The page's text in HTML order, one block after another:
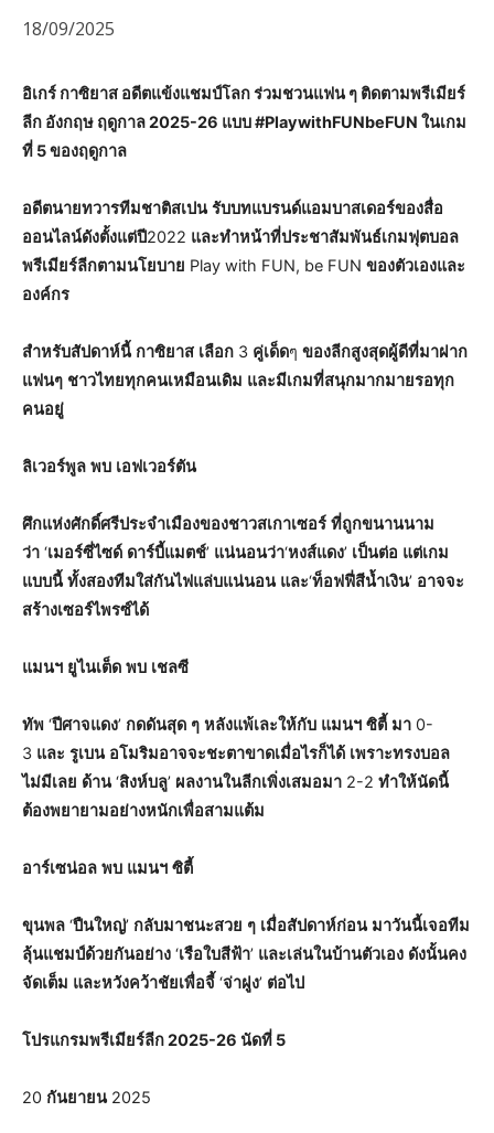
18/09/2025
อิเกร์ กาซิยาส อดีตแข้งแชมป์โลก ร่วมชวนแฟน ๆ ติดตามพรีเมียร์
ลีก อังกฤษ ฤดูกาล 2025-26 แบบ #PlaywithFUNbeFUN ในเกม
ที่ 5 ของฤดูกาล
อดีตนายทวารทีมชาติสเปน รับบทแบรนด์แอมบาสเดอร์ของสื่อ
ออนไลน์ดังตั้งแต่ปี2022 และทำหน้าที่ประชาสัมพันธ์เกมฟุตบอล
พรีเมียร์ลีกตามนโยบาย Play with FUN, be FUN ของตัวเองและ
องค์กร
สำหรับสัปดาห์นี้ กาซิยาส เลือก 3 คู่เด็ดๆ ของลีกสูงสุดผู้ดีที่มาฝาก
แฟนๆ ชาวไทยทุกคนเหมือนเดิม และมีเกมที่สนุกมากมายรอทุก
คนอยู่
ลิเวอร์พูล พบ เอฟเวอร์ตัน
ศึกแห่งศักดิ์ศรีประจำเมืองของชาวสเกาเซอร์ ที่ถูกขนานนาม
ว่า ‘เมอร์ซี่ไซด์ ดาร์บี้แมตช์’ แน่นอนว่า‘หงส์แดง’ เป็นต่อ แต่เกม
แบบนี้ ทั้งสองทีมใส่กันไฟแล่บแน่นอน และ‘ท็อฟฟี่สีน้ำเงิน’ อาจจะ
สร้างเซอร์ไพรซ์ได้
แมนฯ ยูไนเต็ด พบ เชลซี
ทัพ ‘ปีศาจแดง’ กดดันสุด ๆ หลังแพ้เละให้กับ แมนฯ ซิตี้ มา 0-
3 และ รูเบน อโมริมอาจจะชะตาขาดเมื่อไรก็ได้ เพราะทรงบอล
ไม่มีเลย ด้าน ‘สิงห์บลู’ ผลงานในลีกเพิ่งเสมอมา 2-2 ทำให้นัดนี้
ต้องพยายามอย่างหนักเพื่อสามแต้ม
อาร์เซน่อล พบ แมนฯ ซิตี้
ขุนพล ‘ปืนใหญ่’ กลับมาชนะสวย ๆ เมื่อสัปดาห์ก่อน มาวันนี้เจอทีม
ลุ้นแชมป์ด้วยกันอย่าง ‘เรือใบสีฟ้า’ และเล่นในบ้านตัวเอง ดังนั้นคง
จัดเต็ม และหวังคว้าชัยเพื่อจี้ ‘จ่าฝูง’ ต่อไป
โปรแกรมพรีเมียร์ลีก 2025-26 นัดที่ 5
20 กันยายน 2025